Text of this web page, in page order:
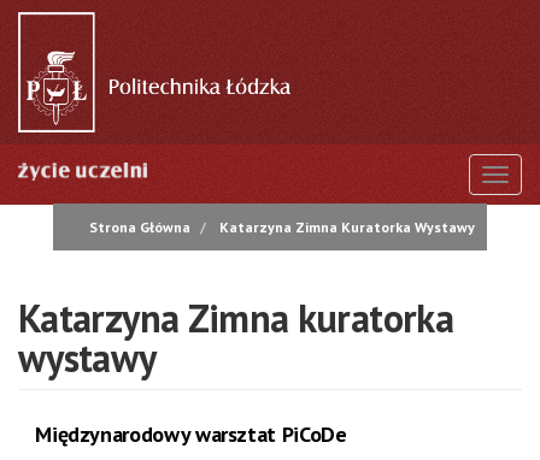
Przejdź
treści
Strona Główna Katarzyna Zimna Kuratorka Wystawy
Katarzyna Zimna kuratorka
wystawy
Międzynarodowy warsztat PiCoDe